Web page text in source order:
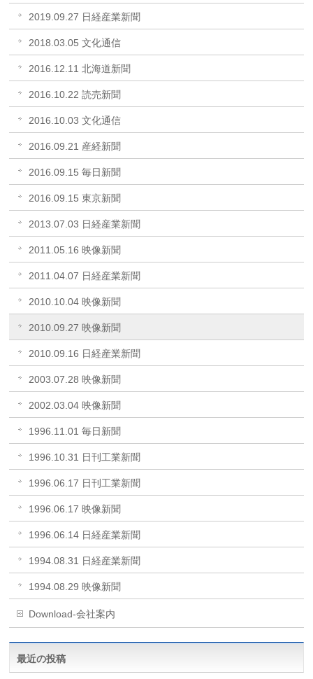
2019.09.27 日経産業新聞
2018.03.05 文化通信
2016.12.11 北海道新聞
2016.10.22 読売新聞
2016.10.03 文化通信
2016.09.21 産経新聞
2016.09.15 毎日新聞
2016.09.15 東京新聞
2013.07.03 日経産業新聞
2011.05.16 映像新聞
2011.04.07 日経産業新聞
2010.10.04 映像新聞
2010.09.27 映像新聞
2010.09.16 日経産業新聞
2003.07.28 映像新聞
2002.03.04 映像新聞
1996.11.01 毎日新聞
1996.10.31 日刊工業新聞
1996.06.17 日刊工業新聞
1996.06.17 映像新聞
1996.06.14 日経産業新聞
1994.08.31 日経産業新聞
1994.08.29 映像新聞
Download-会社案内
最近の投稿